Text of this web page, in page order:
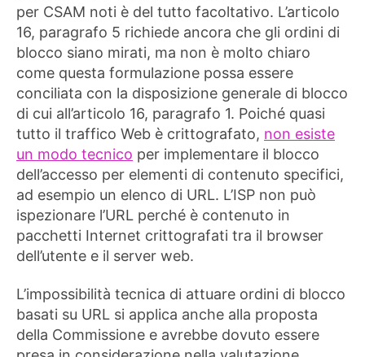
per CSAM noti è del tutto facoltativo. L’articolo
16, paragrafo 5 richiede ancora che gli ordini di
blocco siano mirati, ma non è molto chiaro
come questa formulazione possa essere
conciliata con la disposizione generale di blocco
di cui all’articolo 16, paragrafo 1. Poiché quasi
tutto il traffico Web è crittografato, non esiste
un modo tecnico per implementare il blocco
dell’accesso per elementi di contenuto specifici,
ad esempio un elenco di URL. L’ISP non può
ispezionare l’URL perché è contenuto in
pacchetti Internet crittografati tra il browser
dell’utente e il server web.
L’impossibilità tecnica di attuare ordini di blocco
basati su URL si applica anche alla proposta
della Commissione e avrebbe dovuto essere